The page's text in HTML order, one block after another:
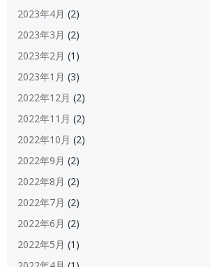
2023年4月 (2)
2023年3月 (2)
2023年2月 (1)
2023年1月 (3)
2022年12月 (2)
2022年11月 (2)
2022年10月 (2)
2022年9月 (2)
2022年8月 (2)
2022年7月 (2)
2022年6月 (2)
2022年5月 (1)